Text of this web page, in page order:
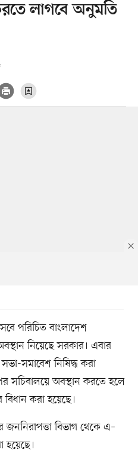
লাগবে অনুমতি
পরিচিত বাংলাদেশ
নিয়েছে সরকার। এবার
সমাবেশ নিষিদ্ধ করা
সচিবালয়ে অবস্থান করতে হলে
বিধান করা হয়েছে।
জননিরাপত্তা বিভাগ থেকে এ–
হয়েছে।